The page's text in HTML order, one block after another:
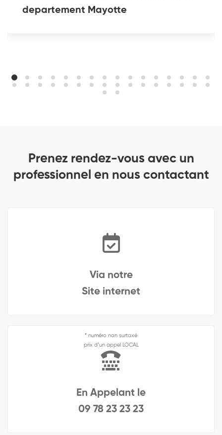
departement Mayotte
Prenez rendez-vous avec un
professionnel en nous contactant
Via notre
Site internet
* numéro non surtaxé
prix d’un appel LOCAL
En Appelant le
09 78 23 23 23